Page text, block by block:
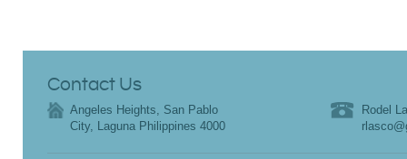
Contact Us
Angeles Heights, San Pablo
City, Laguna Philippines 4000
Rodel